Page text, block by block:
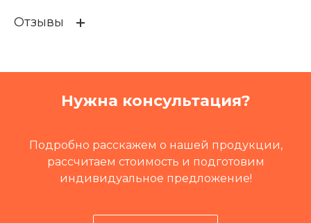
Кат префикс
12,4 кг
Отзывы
Нужна консультация?
Подробно расскажем о нашей продукции,
рассчитаем стоимость и подготовим
индивидуальное предложение!